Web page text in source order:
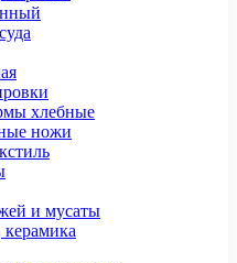
хлебные
ножи
и мусаты